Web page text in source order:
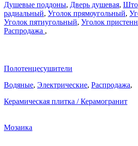
Душевые поддоны, Дверь душевая,
радиальный, Уголок прямоугольный,
Уголок пятиугольный, Уголок
Распродажа ,
Полотенцесушители
Водяные, Электрические, Распродажа,
Керамическая плитка / Керамогранит
Мозаика